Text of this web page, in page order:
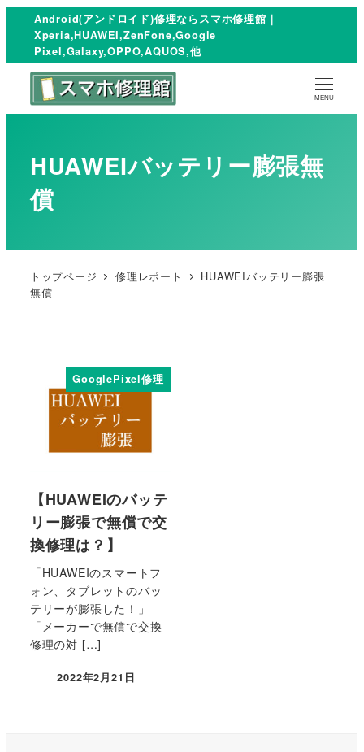
Android(アンドロイド)修理ならスマホ修理館｜
Xperia,HUAWEI,ZenFone,Google
Pixel,Galaxy,OPPO,AQUOS,他
MENU
HUAWEIバッテリー膨張無
償
トップページ 修理レポート
HUAWEIバッテリー膨張
無償
GooglePixel修理
【HUAWEIのバッテ
リー膨張で無償で交
換修理は？】
「HUAWEIのスマートフ
ォン、タブレットのバッ
テリーが膨張した！」
「メーカーで無償で交換
修理の対 […]
2022年2月21日